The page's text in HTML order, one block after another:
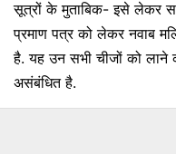
सूत्रों के मुताबिक- इसे लेकर
प्रमाण पत्र को लेकर नवाब
है. यह उन सभी चीजों को
असंबंधित है.